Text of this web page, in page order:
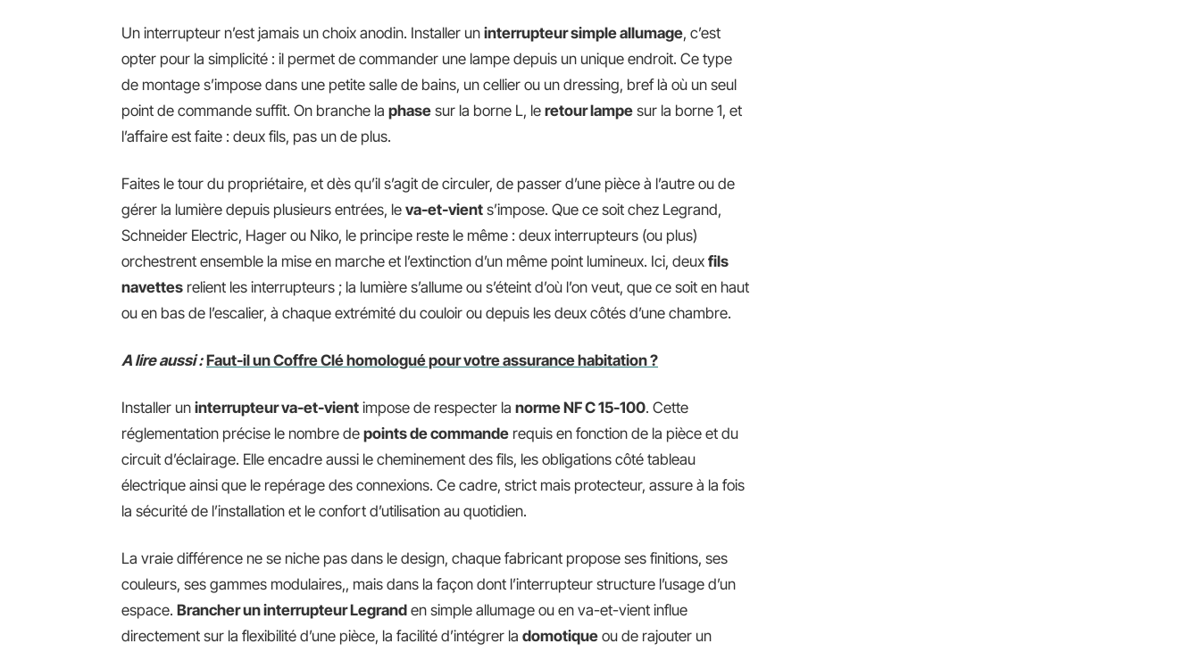
Un interrupteur n’est jamais un choix anodin. Installer un interrupteur simple allumage, c’est
opter pour la simplicité : il permet de commander une lampe depuis un unique endroit. Ce type
de montage s’impose dans une petite salle de bains, un cellier ou un dressing, bref là où un seul
point de commande suffit. On branche la phase sur la borne L, le retour lampe sur la borne 1, et
l’affaire est faite : deux fils, pas un de plus.
Faites le tour du propriétaire, et dès qu’il s’agit de circuler, de passer d’une pièce à l’autre ou de
gérer la lumière depuis plusieurs entrées, le va-et-vient s’impose. Que ce soit chez Legrand,
Schneider Electric, Hager ou Niko, le principe reste le même : deux interrupteurs (ou plus)
orchestrent ensemble la mise en marche et l’extinction d’un même point lumineux. Ici, deux fils
navettes relient les interrupteurs ; la lumière s’allume ou s’éteint d’où l’on veut, que ce soit en haut
ou en bas de l’escalier, à chaque extrémité du couloir ou depuis les deux côtés d’une chambre.
A lire aussi : Faut-il un Coffre Clé homologué pour votre assurance habitation ?
Installer un interrupteur va-et-vient impose de respecter la norme NF C 15-100. Cette
réglementation précise le nombre de points de commande requis en fonction de la pièce et du
circuit d’éclairage. Elle encadre aussi le cheminement des fils, les obligations côté tableau
électrique ainsi que le repérage des connexions. Ce cadre, strict mais protecteur, assure à la fois
la sécurité de l’installation et le confort d’utilisation au quotidien.
La vraie différence ne se niche pas dans le design, chaque fabricant propose ses finitions, ses
couleurs, ses gammes modulaires,, mais dans la façon dont l’interrupteur structure l’usage d’un
espace. Brancher un interrupteur Legrand en simple allumage ou en va-et-vient influe
directement sur la flexibilité d’une pièce, la facilité d’intégrer la domotique ou de rajouter un